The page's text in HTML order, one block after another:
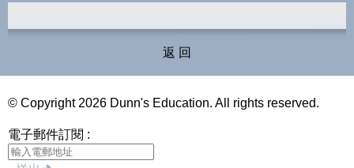
返 回
© Copyright 2026 Dunn's Education. All rights reserved.
電子郵件訂閱 :